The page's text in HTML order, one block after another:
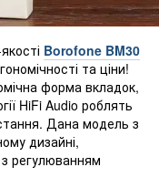
Borofone BM30
та ціни!
форма вкладок,
HiFi Audio роблять
Дана модель з
дизайні,
регулюванням